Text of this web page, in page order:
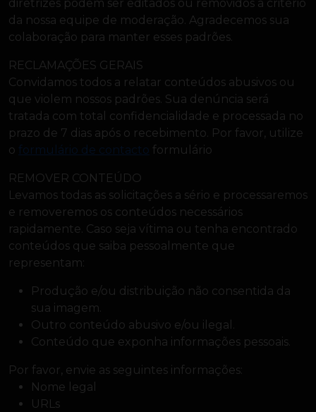
diretrizes podem ser editados ou removidos a critério
da nossa equipe de moderação. Agradecemos sua
colaboração para manter esses padrões.
RECLAMAÇÕES GERAIS
Convidamos todos a relatar conteúdos abusivos ou
que violem nossos padrões. Sua denúncia será
tratada com total confidencialidade e processada no
prazo de 7 dias após o recebimento. Por favor, utilize
o formulário de contacto formulário
REMOVER CONTEÚDO
Levamos todas as solicitações a sério e processaremos
e removeremos os conteúdos necessários
rapidamente. Caso seja vítima ou tenha encontrado
conteúdos que saiba pessoalmente que
representam:
Produção e/ou distribuição não consentida da
sua imagem.
Outro conteúdo abusivo e/ou ilegal.
Conteúdo que exponha informações pessoais.
Por favor, envie as seguintes informações:
Nome legal
URLs